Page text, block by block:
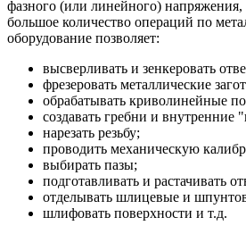
фазного (или линейного)
большое количество операций по
оборудование позволяет:
высверливать и зенкеровать
фрезеровать металлические
обрабатывать криволинейные
создавать гребни и внутренние
нарезать резьбу;
проводить механическую
выбирать пазы;
подготавливать и растачивать
отделывать шлицевые и
шлифовать поверхности и т.д.